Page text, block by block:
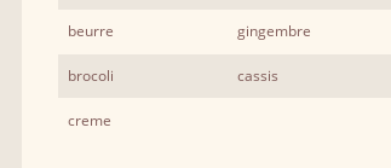
beurre gingembre
brocoli cassis
creme